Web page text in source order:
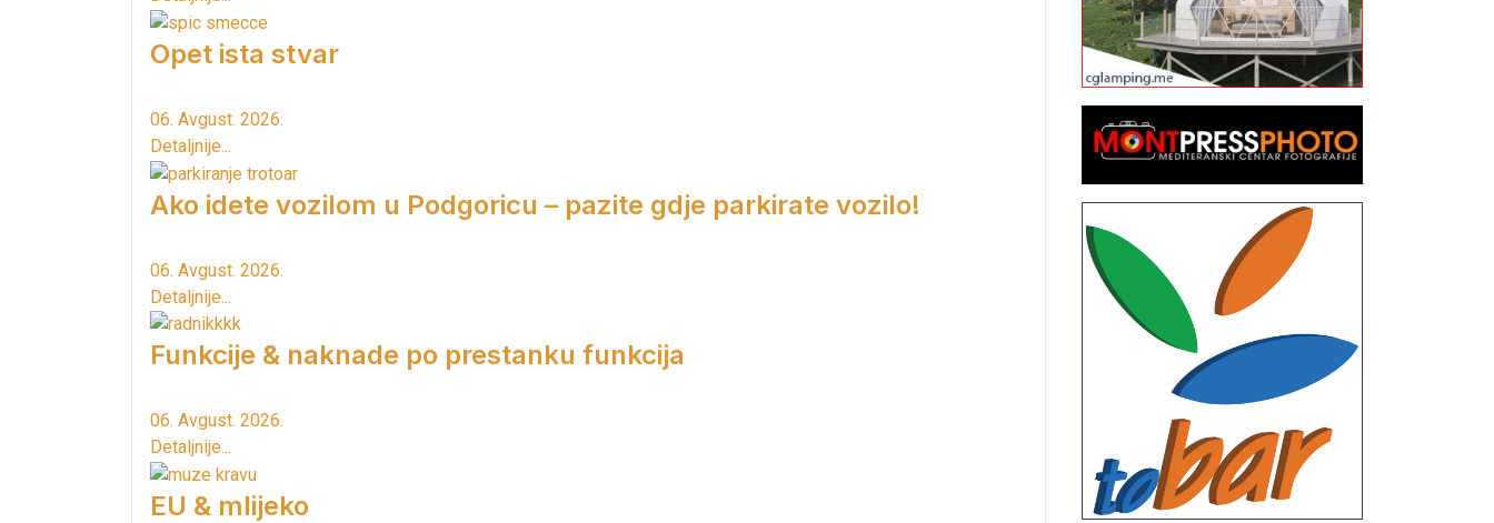
Opet ista stvar
06. Avgust. 2026.
Detaljnije...
Ako idete vozilom u Podgoricu – pazite gdje parkirate vozilo!
06. Avgust. 2026.
Detaljnije...
Funkcije & naknade po prestanku funkcija
06. Avgust. 2026.
Detaljnije...
EU & mlijeko